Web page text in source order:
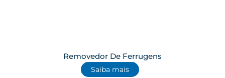
Removedor De Ferrugens
Saiba mais